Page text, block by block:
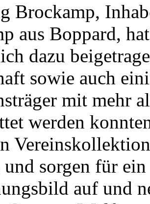
Brockamp,
aus Boppard,
dazu
sowie auch
mit mehr
werden
und sorgen für
auf und